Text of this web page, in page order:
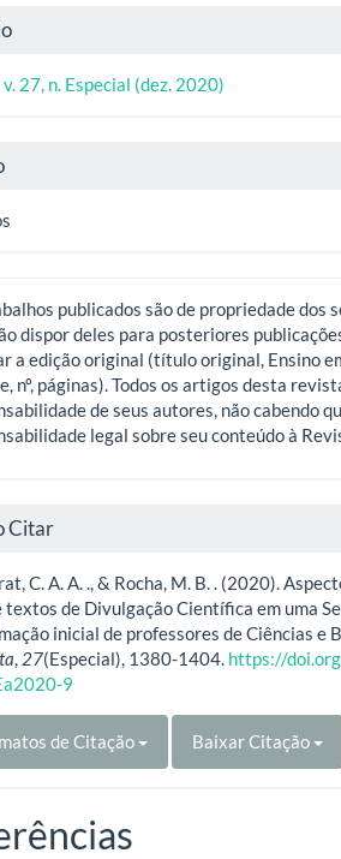
27, n. Especial (dez. 2020)
publicados são de propriedade dos
dispor deles para posteriores
a edição original (título original, Ensino
nº, páginas). Todos os artigos desta
de seus autores, não cabendo
legal sobre seu conteúdo à
Citar
C. A. A. ., & Rocha, M. B. . (2020).
textos de Divulgação Científica em uma
inicial de professores de Ciências e
, 27(Especial), 1380-1404. https://
9
de Citação Baixar Citação